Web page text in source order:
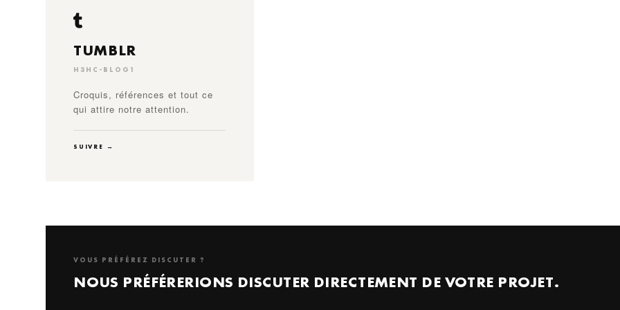
TUMBLR
H3HC-BLOG1
Croquis, références et tout ce
qui attire notre attention.
SUIVRE →
VOUS PRÉFÉREZ DISCUTER ?
NOUS PRÉFÉRERIONS DISCUTER DIRECTEMENT DE VOTRE PROJET.